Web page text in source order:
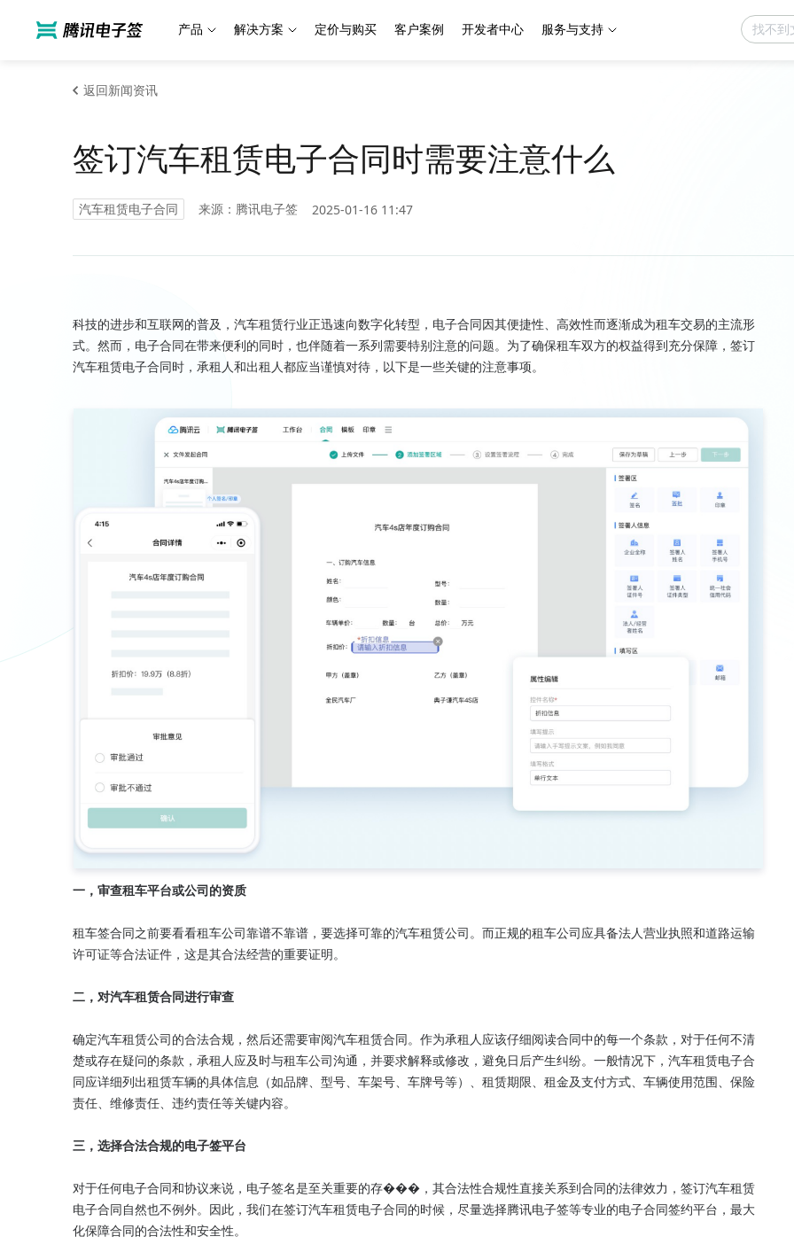
产品 解决方案 定价与购买 客户案例 开发者中心 服务与支持
返回新闻资讯
签订汽车租赁电子合同时需要注意什么
汽车租赁电子合同 来源：腾讯电子签 2025-01-16 11:47
科技的进步和互联网的普及，汽车租赁行业正迅速向数字化转型，电子合同因其便捷性、高效性而逐渐成为租车交易的主流形
式。然而，电子合同在带来便利的同时，也伴随着一系列需要特别注意的问题。为了确保租车双方的权益得到充分保障，签订
汽车租赁电子合同时，承租人和出租人都应当谨慎对待，以下是一些关键的注意事项。
一，审查租车平台或公司的资质
租车签合同之前要看看租车公司靠谱不靠谱，要选择可靠的汽车租赁公司。而正规的租车公司应具备法人营业执照和道路运输
许可证等合法证件，这是其合法经营的重要证明。
二，对汽车租赁合同进行审查
确定汽车租赁公司的合法合规，然后还需要审阅汽车租赁合同。作为承租人应该仔细阅读合同中的每一个条款，对于任何不清
楚或存在疑问的条款，承租人应及时与租车公司沟通，并要求解释或修改，避免日后产生纠纷。一般情况下，汽车租赁电子合
同应详细列出租赁车辆的具体信息（如品牌、型号、车架号、车牌号等）、租赁期限、租金及支付方式、车辆使用范围、保险
责任、维修责任、违约责任等关键内容。
三，选择合法合规的电子签平台
对于任何电子合同和协议来说，电子签名是至关重要的存���，其合法性合规性直接关系到合同的法律效力，签订汽车租赁
电子合同自然也不例外。因此，我们在签订汽车租赁电子合同的时候，尽量选择腾讯电子签等专业的电子合同签约平台，最大
化保障合同的合法性和安全性。